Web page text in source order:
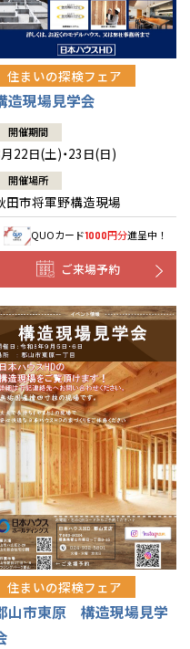
住まいの探検フェア
造現場見学会
開催期間
22日(土)・23日(日)
開催場所
田市将軍野構造現場
QUOカード1000円分進呈中！
ご来場予約
住まいの探検フェア
山市東原 構造現場見学